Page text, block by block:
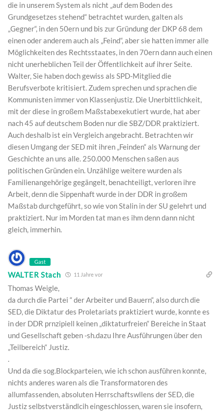
die in unserem System als nicht „auf dem Boden des
Grundgesetzes stehend“ betrachtet wurden, galten als
„Gegner“, in den 50ern und bis zur Gründung der DKP 68 dem
einen oder anderem auch als „Feind“, aber sie hatten immer alle
Möglichkeiten des Rechtsstaates, in den 70ern dann auch einen
nicht unerheblichen Teil der Öffentlichkeit auf ihrer Seite.
Walter, Sie haben doch gewiss als SPD-Mitglied die
Berufsverbote kritisiert. Zudem sprechen und sprachen die
Kommunisten immer von Klassenjustiz. Die Unerbittlichkeit,
mit der diese in großem Maßstabexekutiert wurde, hat aber
nach 45 auf deutschem Boden nur die SBZ/DDR praktiziert.
Auch deshalb ist ein Vergleich angebracht. Betrachten wir
diesen Umgang der SED mit ihren „Feinden“ als Warnung der
Geschichte an uns alle. 250.000 Menschen saßen aus
politischen Gründen ein. Unzählige weitere wurden als
Familienangehörige gegängelt, benachteiligt, verloren ihre
Arbeit, denn die Sippenhaft wurde in der DDR in großem
Maßstab durchgeführt, so wie von Stalin in der SU gelehrt und
praktiziert. Nur im Morden tat man es ihm denn dann nicht
gleich, immerhin.
Gast
WALTER Stach 11 Jahre vor
Thomas Weigle,
da durch die Partei “ der Arbeiter und Bauern“, also durch die
SED, die Diktatur des Proletariats praktiziert wurde, konnte es
in der DDR prnzipiell keinen „diktaturfreien“ Bereiche in Staat
und Gesellschaft geben -sh.dazu Ihre Ausführungen über den
„Teilbereich“ Justiz.
.
Und da die sog.Blockparteien, wie ich schon ausführen konnte,
nichts anderes waren als die Transformatoren des
allumfassenden, absoluten Herrschaftswllens der SED, die
Justiz selbstverständlcih eingeschlossen, waren sie insofern,